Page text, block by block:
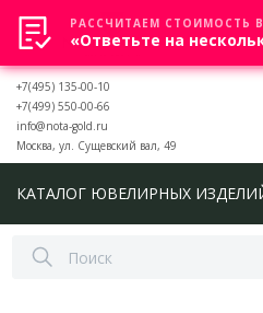
+7(495) 135-00-10
+7(499) 550-00-66
info@nota-gold.ru
Москва, ул. Сущевский вал, 49
КАТАЛОГ ЮВЕЛИРНЫХ
РАССЧИТАЕМ СТОИМОСТЬ
«Ответьте на